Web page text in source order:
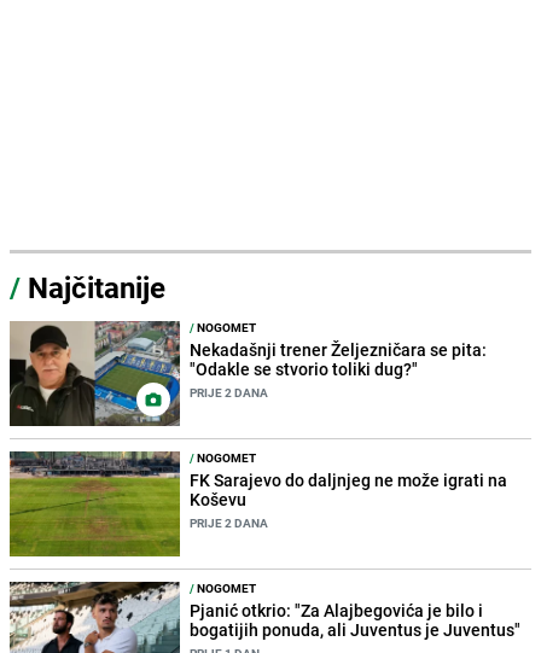
/ Najčitanije
/NOGOMET
Nekadašnji trener Željezničara se pita:
"Odakle se stvorio toliki dug?"
PRIJE 2 DANA
/NOGOMET
FK Sarajevo do daljnjeg ne može igrati na
Koševu
PRIJE 2 DANA
/NOGOMET
Pjanić otkrio: "Za Alajbegovića je bilo i
bogatijih ponuda, ali Juventus je Juventus"